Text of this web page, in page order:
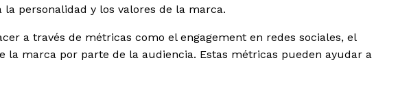
personalidad y los valores de la marca.
a través de métricas como el engagement en redes sociales, el
marca por parte de la audiencia. Estas métricas pueden ayudar a